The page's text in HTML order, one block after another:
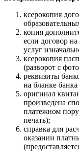
ксерокопия
копия
если договор
услуг
ксерокопия
(разворот с
реквизиты
на бланке
оригинал
произведена
платежном
печать);
справка для
оказании